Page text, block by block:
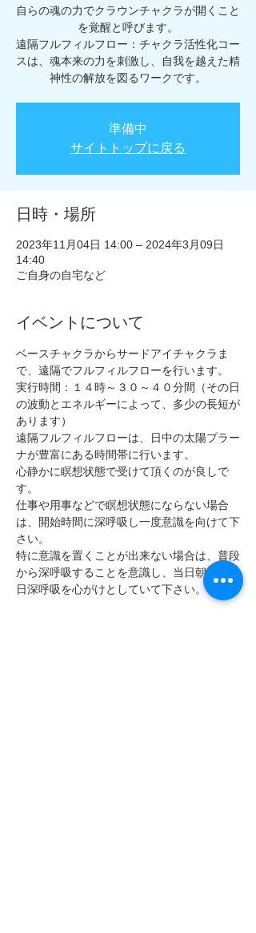
自らの魂の力でクラウンチャクラが開くこと
を覚醒と呼びます。
遠隔フルフィルフロー：チャクラ活性化コー
スは、魂本来の力を刺激し、自我を越えた精
神性の解放を図るワークです。
準備中
サイトトップに戻る
日時・場所
2023年11月04日 14:00 – 2024年3月09日
14:40
ご自身の自宅など
イベントについて
ベースチャクラからサードアイチャクラま
で、遠隔でフルフィルフローを行います。
実行時間：１４時～３０～４０分間（その日
の波動とエネルギーによって、多少の長短が
あります）
遠隔フルフィルフローは、日中の太陽プラー
ナが豊富にある時間帯に行います。
心静かに瞑想状態で受けて頂くのが良しで
す。
仕事や用事などで瞑想状態にならない場合
は、開始時間に深呼吸し一度意識を向けて下
さい。
特に意識を置くことが出来ない場合は、普段
から深呼吸することを意識し、当日朝には一
日深呼吸を心がけとしていて下さい。